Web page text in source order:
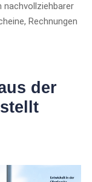
Rechnungen
der